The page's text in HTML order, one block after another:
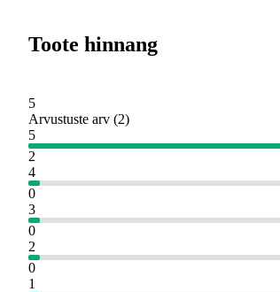
Toote hinnang
5
Arvustuste arv (2)
5
2
4
0
3
0
2
0
1